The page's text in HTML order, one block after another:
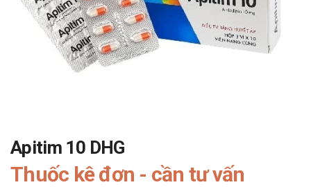
Apitim 10 DHG
Thuốc kê đơn - cần tư vấn